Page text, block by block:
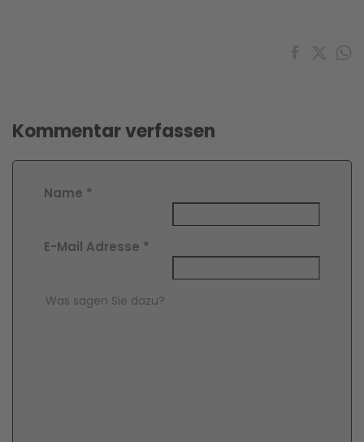
Kommentar verfassen
Name *
E-Mail Adresse *
Comment Text*